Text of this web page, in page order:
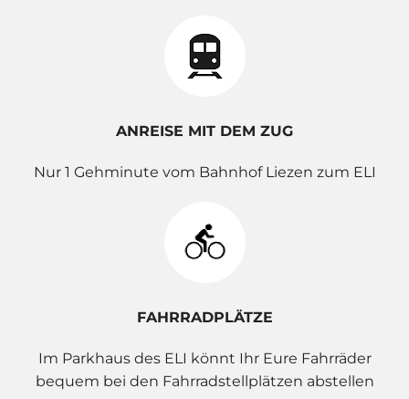
ANREISE MIT DEM ZUG
Nur 1 Gehminute vom Bahnhof Liezen zum ELI
FAHRRADPLÄTZE
Im Parkhaus des ELI könnt Ihr Eure Fahrräder
bequem bei den Fahrradstellplätzen abstellen